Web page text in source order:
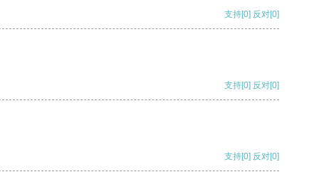
支持[0] 反对[0]
支持[0] 反对[0]
支持[0] 反对[0]